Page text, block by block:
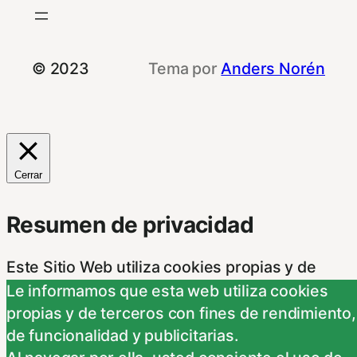
© 2023 Tema por Anders Norén
Le informamos que esta web utiliza cookies
propias y de terceros con fines de rendimiento,
de funcionalidad y publicitarias.
Cerrar
Resumen de privacidad
Este Sitio Web utiliza cookies propias y de
otras entidades, para poder acceder y usar su
información para las finalidades que se indican
a continuación. Si no está de acuerdo con